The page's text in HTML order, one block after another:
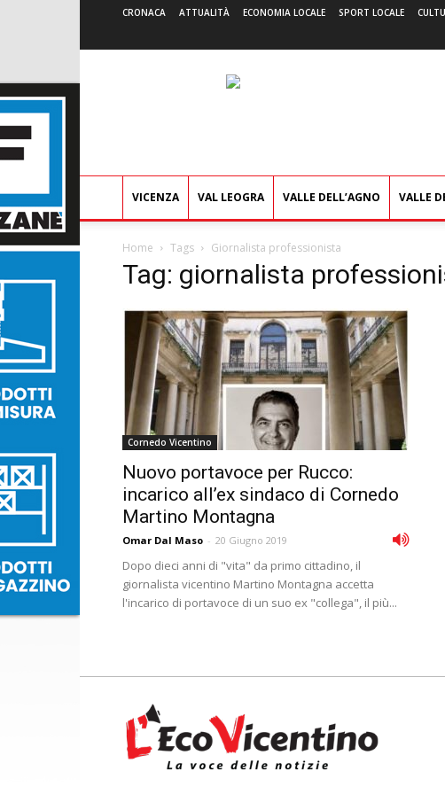
CRONACA ATTUALITÀ ECONOMIA LOCALE SPORT LOCALE
VICENZA VAL LEOGRA VALLE DELL’AGNO VALLE
Home Tags Giornalista professionista
Tag: giornalista
Cornedo Vicentino
Nuovo portavoce per Rucco:
incarico all’ex sindaco di Cornedo
Martino Montagna
Omar Dal Maso - 20 Giugno 2019
Dopo dieci anni di "vita" da primo cittadino, il
giornalista vicentino Martino Montagna accetta
l'incarico di portavoce di un suo ex "collega", il più...